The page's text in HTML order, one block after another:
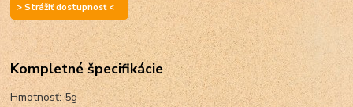
> Strážiť dostupnosť <
Kompletné špecifikácie
Hmotnosť: 5g